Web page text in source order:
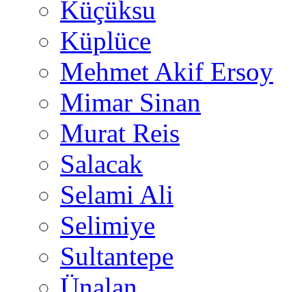
Küçüksu
Küplüce
Mehmet Akif Ersoy
Mimar Sinan
Murat Reis
Salacak
Selami Ali
Selimiye
Sultantepe